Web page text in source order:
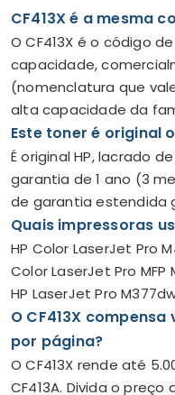
CF413X é a mesma
O CF413X é o código
capacidade,
(nomenclatura que
alta capacidade da
Este toner é original
É original HP, lacrado
garantia de 1 ano (3
de garantia estendida
Quais impressoras
HP Color LaserJet Pro
Color LaserJet Pro
HP LaserJet Pro
O CF413X compensa
por página?
O CF413X rende até
CF413A. Divida o